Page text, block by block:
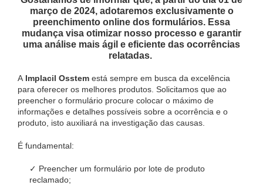
março de 2024, adotaremos exclusivamente o
preenchimento online dos formulários. Essa
mudança visa otimizar nosso processo e garantir
uma análise mais ágil e eficiente das ocorrências
relatadas.
A Implacil Osstem está sempre em busca da excelência
para oferecer os melhores produtos. Solicitamos que ao
preencher o formulário procure colocar o máximo de
informações e detalhes possíveis sobre a ocorrência e o
produto, isto auxiliará na investigação das causas.
É fundamental:
✓ Preencher um formulário por lote de produto
reclamado;